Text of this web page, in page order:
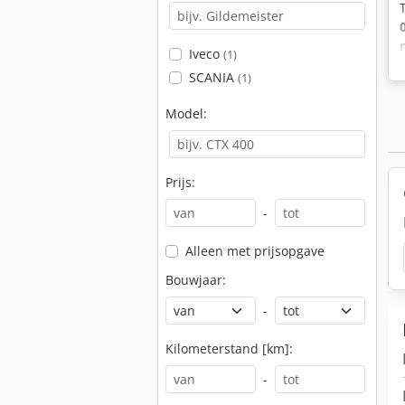
Iveco (1)
SCANIA (1)
Model:
Prijs:
-
Alleen met prijsopgave
Bouwjaar:
-
Kilometerstand [km]:
-